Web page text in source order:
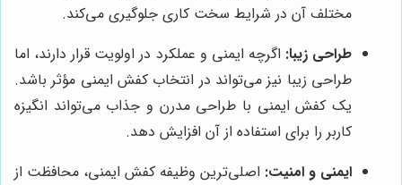
مختلف آن در شرایط سخت کاری جلوگیری می‌کند.
طراحی زیبا: اگرچه ایمنی و عملکرد در اولویت قرار دارند، اما
طراحی زیبا نیز می‌تواند در انتخاب کفش ایمنی مؤثر باشد.
یک کفش ایمنی با طراحی مدرن و جذاب می‌تواند انگیزه
کاربر را برای استفاده از آن افزایش دهد.
ایمنی و امنیت: اصلی‌ترین وظیفه کفش ایمنی، محافظت از